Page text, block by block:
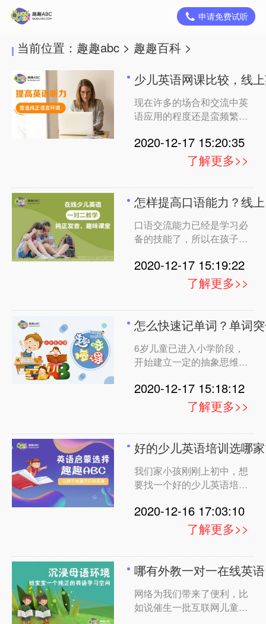
申请免费试听
当前位置： 趣趣abc> 趣趣百科>
少儿英语网课比较，线
现在许多的场合和交流中英
语应用的程度还是蛮频繁
让孩子学习英语，找专业课
程学习，对比而言，少儿英
语网课比较受欢迎，这主要
展和衍生促成了线上教育的
发展，而也有很多的家长给
孩子选择线上英语机构，那
2020-12-17 15:20:35
了解更多>>
怎样提高口语能力？线
口语交流能力已经是学习必
备的技能了，所以在孩子的
开始重视起来，怎样提高口
语能力?学习口语作为过来
人，还是推荐找专业的咯是
音，同时能学习更简单掌握
的方法，互联网教育的不断
发展，在线课程是一个不错
的
2020-12-17 15:19:22
了解更多>>
怎么快速记单词？单词
6岁儿童已进入小学阶段，
开始建立一定的抽象思维能
是一个很困难的事情，主要
是就得快忘得也就快，那么
如何快速记忆单词?孩子对
能力，同时也有更多的思想
表达。因此，在一定的英语
语音积累之后，他们应该开
2020-12-17 15:18:12
了解更多>>
好的少儿英语培训选哪
我们家小孩刚刚上初中，想
要找一个好的少儿英语培训
口语基础差，考试总是丢分
在口语和听力部分，今年要
升初中了，学科多了孩子压
便，所以想找个网课平台，
孩子在家就能学习英语，为
此也收集了很多平台的资
2020-12-16 17:03:10
了解更多>>
哪有外教一对一在线英
网络为我们带来了便利，比
如说催生一批互联网儿童英